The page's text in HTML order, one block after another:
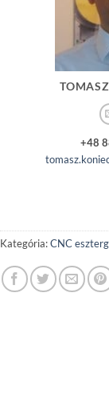
+48
Kategória:CNC